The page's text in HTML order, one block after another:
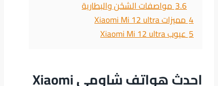
3.6مواصفات الشحْن والبطارية
4مميزات Xiaomi Mi 12 ultra
5عيوب Xiaomi Mi 12 ultra
احدث هواتف شاومي Xiaomi